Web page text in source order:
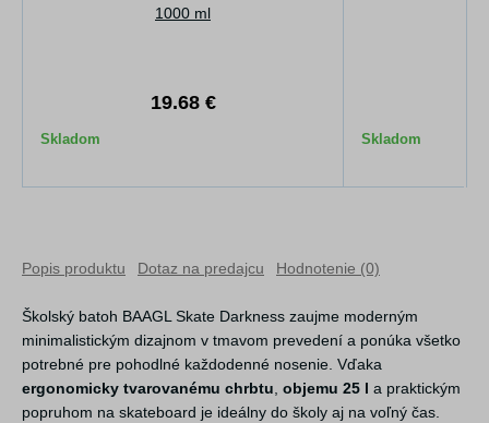
1000 ml
19.68 €
Skladom Skladom
Popis produktu Dotaz na predajcu Hodnotenie (0)
Školský batoh BAAGL Skate Darkness zaujme moderným
minimalistickým dizajnom v tmavom prevedení a ponúka všetko
potrebné pre pohodlné každodenné nosenie. Vďaka
ergonomicky tvarovanému chrbtu, objemu 25 l a praktickým
popruhom na skateboard je ideálny do školy aj na voľný čas.